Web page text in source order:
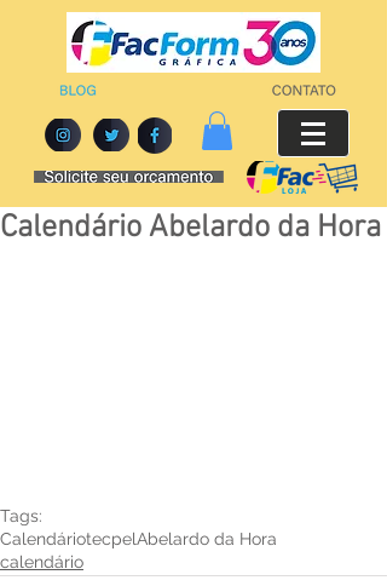
Calendário Abelardo da Hora
Tags:
CalendáriotecpelAbelardo da Hora
calendário